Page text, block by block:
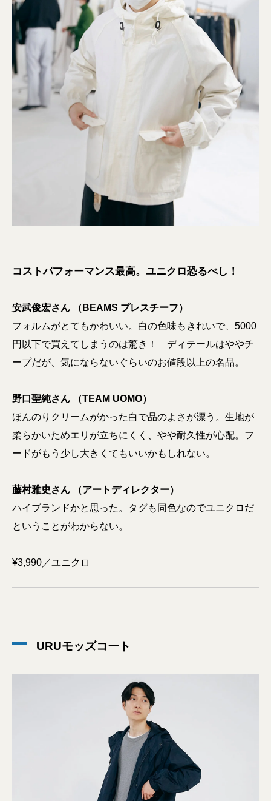
コストパフォーマンス最高。ユニクロ恐るべし！
安武俊宏さん （BEAMS プレスチーフ）
フォルムがとてもかわいい。白の色味もきれいで、5000
円以下で買えてしまうのは驚き！ ディテールはややチ
ープだが、気にならないぐらいのお値段以上の名品。
野口聖純さん （TEAM UOMO）
ほんのりクリームがかった白で品のよさが漂う。生地が
柔らかいためエリが立ちにくく、やや耐久性が心配。フ
ードがもう少し大きくてもいいかもしれない。
藤村雅史さん （アートディレクター）
ハイブランドかと思った。タグも同色なのでユニクロだ
ということがわからない。
¥3,990／ユニクロ
URUモッズコート